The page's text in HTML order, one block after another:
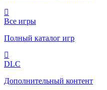
Все игры
Полный каталог игр
DLC
Дополнительный контент